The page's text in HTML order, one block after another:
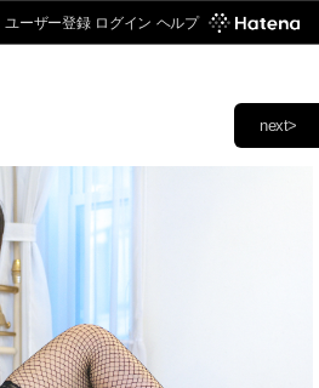
ユーザー登録 ログイン ヘルプ
next>